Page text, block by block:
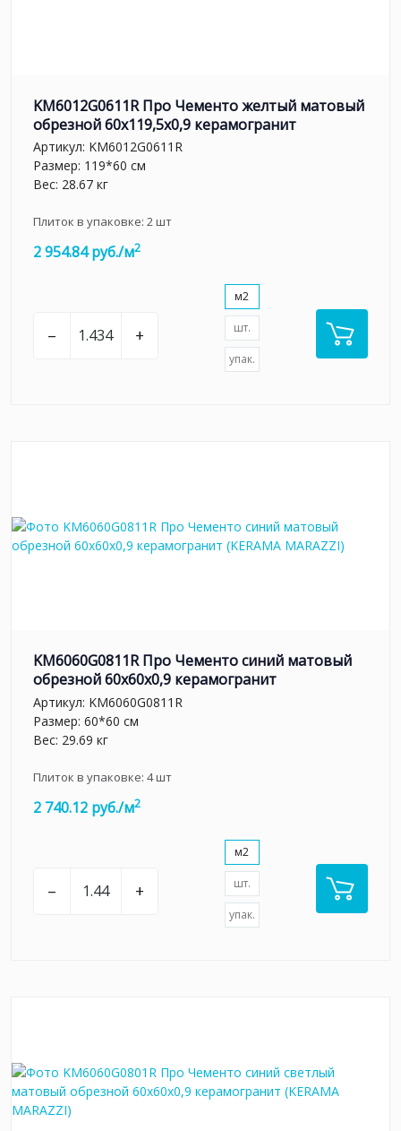
KM6012G0611R Про Чементо желтый матовый
обрезной 60х119,5x0,9 керамогранит
Артикул: KM6012G0611R
Размер: 119*60 см
Вес: 28.67 кг
Плиток в упаковке: 2шт
2 954.84 руб./м2
– +
м2
шт.
упак.
KM6060G0811R Про Чементо синий матовый
обрезной 60х60x0,9 керамогранит
Артикул: KM6060G0811R
Размер: 60*60 см
Вес: 29.69 кг
Плиток в упаковке: 4шт
2 740.12 руб./м2
– +
м2
шт.
упак.